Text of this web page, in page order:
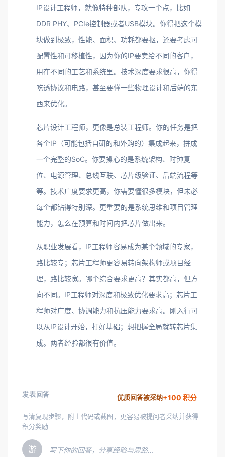
IP设计工程师，就像特种部队，专攻一个点，比如
DDR PHY、PCIe控制器或者USB模块。你得把这个模
块做到极致，性能、面积、功耗都要抠，还要考虑可
配置性和可移植性，因为你的IP要卖给不同的客户，
用在不同的工艺和系统里。技术深度要求很高，你得
吃透协议和电路，甚至要懂一些物理设计和后端的东
西来优化。
芯片设计工程师，更像是总装工程师。你的任务是把
各个IP（可能包括自研的和外购的）集成起来，拼成
一个完整的SoC。你要操心的是系统架构、时钟复
位、电源管理、总线互联、芯片级验证、后端流程等
等。技术广度要求更高，你需要懂很多模块，但未必
每个都钻得特别深。更重要的是系统思维和项目管理
能力，怎么在预算和时间内把芯片做出来。
从职业发展看，IP工程师容易成为某个领域的专家，
路比较专；芯片工程师更容易转向架构师或项目经
理，路比较宽。哪个综合要求更高？其实都高，但方
向不同。IP工程师对深度和极致优化要求高；芯片工
程师对广度、协调能力和抗压能力要求高。刚入行可
以从IP设计开始，打好基础；想把握全局就转芯片集
成。两者经验都很有价值。
发表回答 优质回答被采纳+100 积分
写清复现步骤，附上代码或截图，更容易被提问者采纳并获得
积分奖励
游 写下你的回答，分享经验与思路…